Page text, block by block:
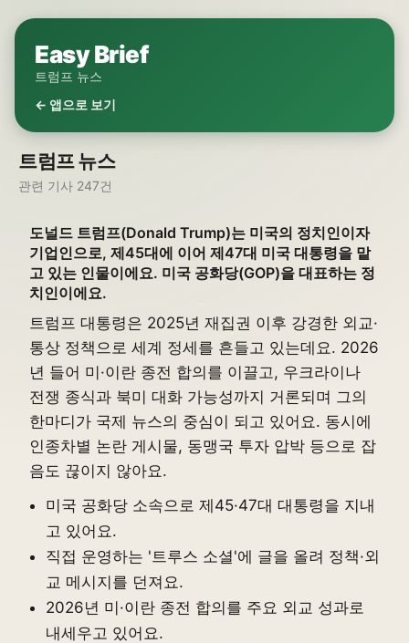
Easy Brief
트럼프 뉴스
← 앱으로 보기
트럼프 뉴스
관련 기사 247건
도널드 트럼프(Donald Trump)는 미국의 정치인이자
기업인으로, 제45대에 이어 제47대 미국 대통령을 맡
고 있는 인물이에요. 미국 공화당(GOP)을 대표하는 정
치인이에요.
트럼프 대통령은 2025년 재집권 이후 강경한 외교·
통상 정책으로 세계 정세를 흔들고 있는데요. 2026
년 들어 미·이란 종전 합의를 이끌고, 우크라이나
전쟁 종식과 북미 대화 가능성까지 거론되며 그의
한마디가 국제 뉴스의 중심이 되고 있어요. 동시에
인종차별 논란 게시물, 동맹국 투자 압박 등으로 잡
음도 끊이지 않아요.
미국 공화당 소속으로 제45·47대 대통령을 지내
고 있어요.
직접 운영하는 '트루스 소셜'에 글을 올려 정책·외
교 메시지를 던져요.
2026년 미·이란 종전 합의를 주요 외교 성과로
내세우고 있어요.